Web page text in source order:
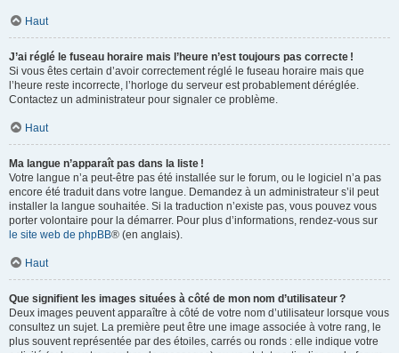
Haut
J’ai réglé le fuseau horaire mais l’heure n’est toujours pas correcte !
Si vous êtes certain d’avoir correctement réglé le fuseau horaire mais que
l’heure reste incorrecte, l’horloge du serveur est probablement déréglée.
Contactez un administrateur pour signaler ce problème.
Haut
Ma langue n’apparaît pas dans la liste !
Votre langue n’a peut-être pas été installée sur le forum, ou le logiciel n’a pas
encore été traduit dans votre langue. Demandez à un administrateur s’il peut
installer la langue souhaitée. Si la traduction n’existe pas, vous pouvez vous
porter volontaire pour la démarrer. Pour plus d’informations, rendez-vous sur
le site web de phpBB® (en anglais).
Haut
Que signifient les images situées à côté de mon nom d’utilisateur ?
Deux images peuvent apparaître à côté de votre nom d’utilisateur lorsque vous
consultez un sujet. La première peut être une image associée à votre rang, le
plus souvent représentée par des étoiles, carrés ou ronds : elle indique votre